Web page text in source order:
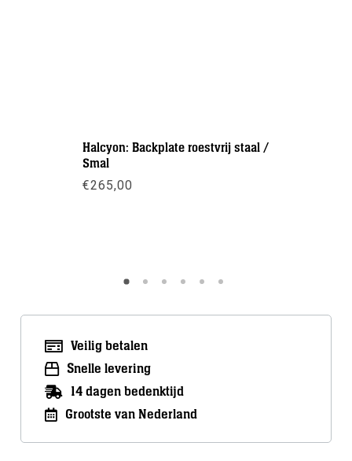
Halcyon: Backplate roestvrij staal /
Smal
€265,00
Veilig betalen
Snelle levering
14 dagen bedenktijd
Grootste van Nederland